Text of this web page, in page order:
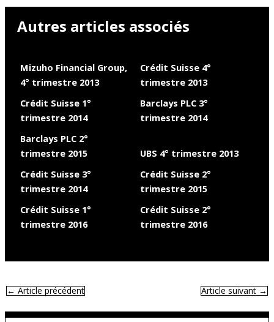
Autres articles associés
Mizuho Financial Group,
4° trimestre 2013
Crédit Suisse 4°
trimestre 2013
Crédit Suisse 1°
trimestre 2014
Barclays PLC 3°
trimestre 2014
Barclays PLC 2°
trimestre 2015
UBS 4° trimestre 2013
Crédit Suisse 3°
trimestre 2014
Crédit Suisse 2°
trimestre 2015
Crédit Suisse 1°
trimestre 2016
Crédit Suisse 2°
trimestre 2016
←Article précédent Article suivant→